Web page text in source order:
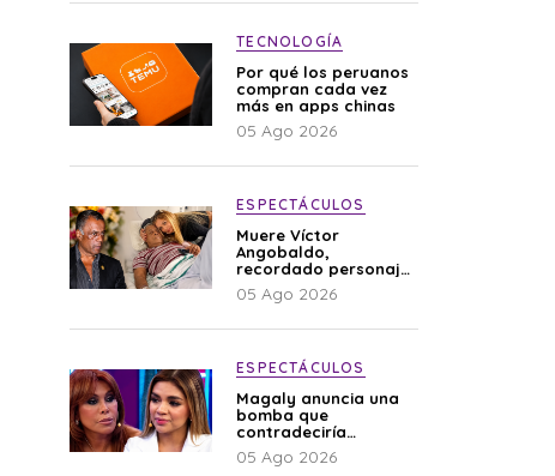
TECNOLOGÍA
Por qué los peruanos
compran cada vez
más en apps chinas
05 Ago 2026
ESPECTÁCULOS
Muere Víctor
Angobaldo,
recordado personaje
de la farándula y
expareja de Shirley
05 Ago 2026
ESPECTÁCULOS
Magaly anuncia una
bomba que
contradeciría
comunicado de La
Bella Luz: “Hay un
05 Ago 2026